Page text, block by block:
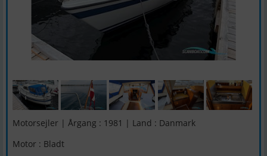
Motorsejler | Årgang : 1981 | Land : Danmark
Motor : Bladt